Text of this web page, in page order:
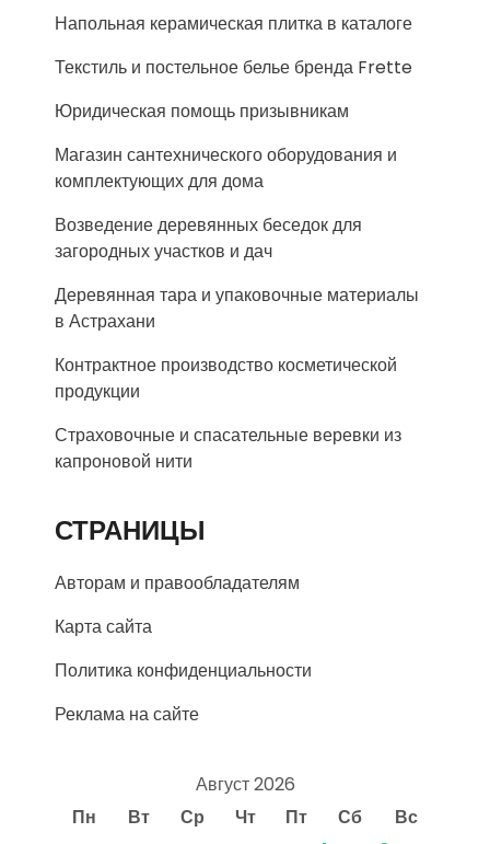
Напольная керамическая плитка в каталоге
Текстиль и постельное белье бренда Frette
Юридическая помощь призывникам
Магазин сантехнического оборудования и
комплектующих для дома
Возведение деревянных беседок для
загородных участков и дач
Деревянная тара и упаковочные материалы
в Астрахани
Контрактное производство косметической
продукции
Страховочные и спасательные веревки из
капроновой нити
СТРАНИЦЫ
Авторам и правообладателям
Карта сайта
Политика конфиденциальности
Реклама на сайте
Август 2026
Пн
Вт Ср Чт Пт Сб
Вс